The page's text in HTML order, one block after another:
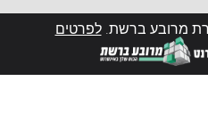
מרובע ברשת.לפרטים